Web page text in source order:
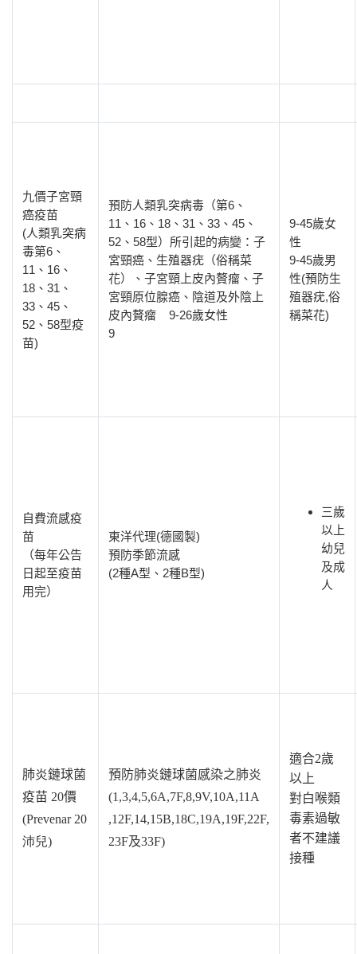
九價子宮頸
癌疫苗
(人類乳突病
毒第6、
11、16、
18、31、
33、45、
52、58型疫
苗)
預防人類乳突病毒（第6、
11、16、18、31、33、45、
52、58型）所引起的病變：子
宮頸癌、生殖器疣（俗稱菜
花）、子宮頸上皮內贅瘤、子
宮頸原位腺癌、陰道及外陰上
皮內贅瘤 9-26歲女性
9
9-45歲女
性
9-45歲男
性(預防生
殖器疣,俗
稱菜花)
自費流感疫
苗
（每年公告
日起至疫苗
用完）
東洋代理(德國製)
預防季節流感
(2種A型、2種B型)
三歲
以上
幼兒
及成
人
肺炎鏈球菌
疫苗 20價
(Prevenar 20
沛兒)
預防肺炎鏈球菌感染之肺炎
(1,3,4,5,6A,7F,8,9V,10A,11A
,12F,14,15B,18C,19A,19F,22F,
23F及33F)
適合2歲
以上
對白喉類
毒素過敏
者不建議
接種